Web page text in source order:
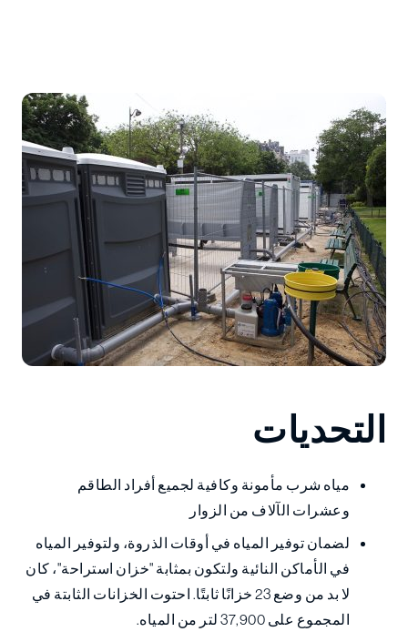
التحديات
مياه شرب مأمونة وكافية لجميع أفراد الطاقم
وعشرات الآلاف من الزوار
لضمان توفير المياه في أوقات الذروة، ولتوفير المياه
في الأماكن النائية ولتكون بمثابة "خزان استراحة"، كان
لا بد من وضع 23 خزانًا ثابتًا. احتوت الخزانات الثابتة في
المجموع على 37,900 لتر من المياه.